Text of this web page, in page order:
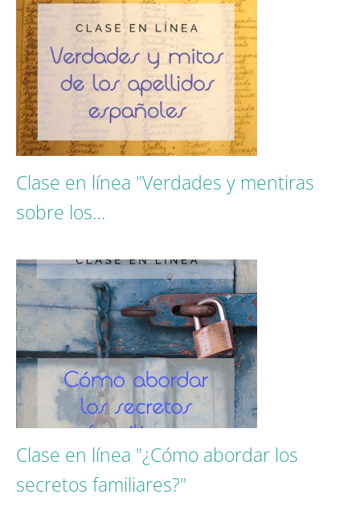
Clase en línea "Verdades y mentiras
sobre los…
Clase en línea "¿Cómo abordar los
secretos familiares?"